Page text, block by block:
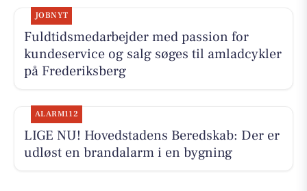
JOBNYT
Fuldtidsmedarbejder med passion for
kundeservice og salg søges til amladcykler
på Frederiksberg
ALARM112
LIGE NU! Hovedstadens Beredskab: Der er
udløst en brandalarm i en bygning